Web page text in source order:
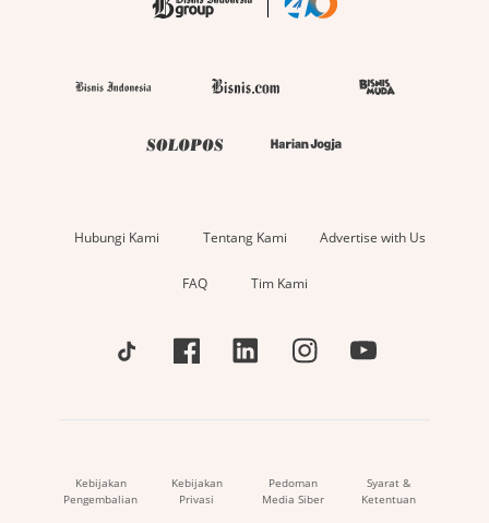
Hubungi Kami Tentang Kami Advertise with Us
FAQ Tim Kami
Kebijakan
Pengembalian
Kebijakan
Privasi
Pedoman
Media Siber
Syarat &
Ketentuan